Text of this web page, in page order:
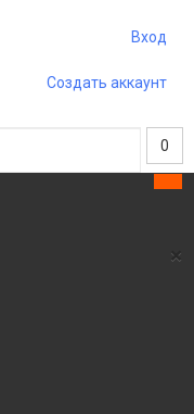
Вход
Создать аккаунт
0
×